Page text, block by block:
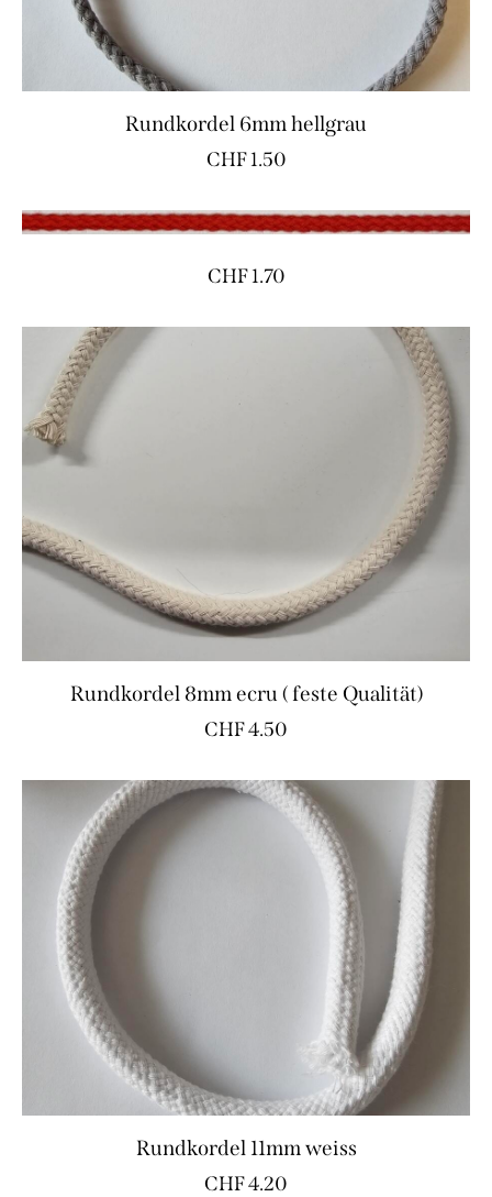
Rundkordel 6mm hellgrau
CHF1.50
CHF1.70
Rundkordel 8mm ecru ( feste Qualität)
CHF4.50
Rundkordel 11mm weiss
CHF4.20